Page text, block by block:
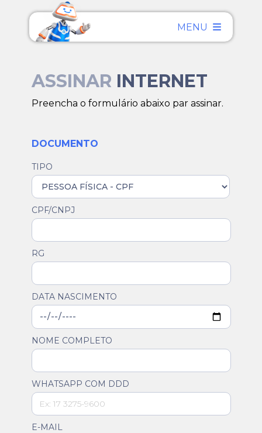
MENU
ASSINAR INTERNET
Preencha o formulário abaixo par assinar.
DOCUMENTO
TIPO
CPF/CNPJ
RG
DATA NASCIMENTO
NOME COMPLETO
WHATSAPP COM DDD
E-MAIL